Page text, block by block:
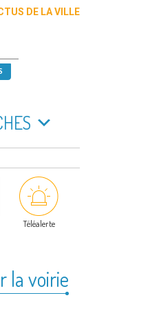
DE LA VILLE
Téléalerte
la voirie